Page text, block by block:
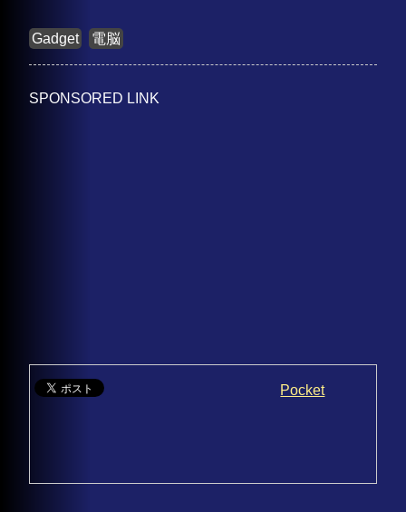
Gadget 電脳
SPONSORED LINK
Pocket